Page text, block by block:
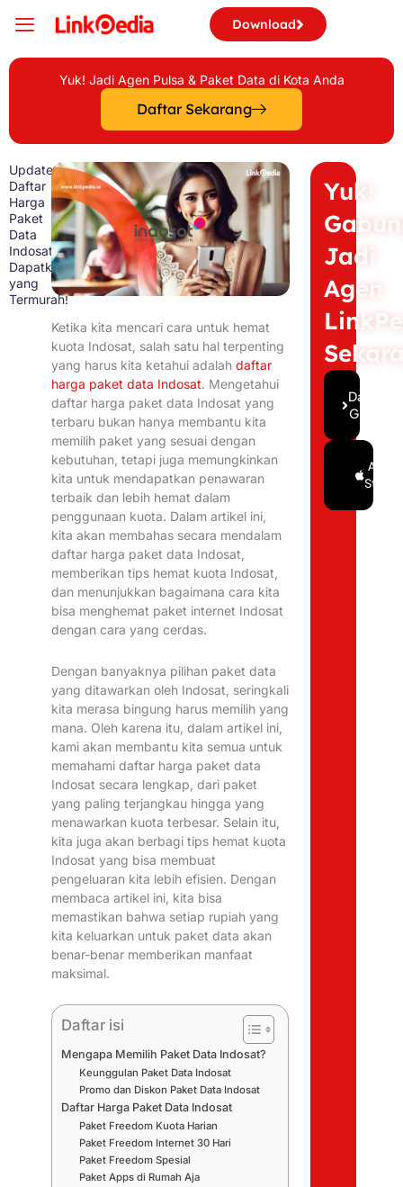
Download
Yuk! Jadi Agen Pulsa & Paket Data di Kota Anda
Daftar Sekarang
Update
Daftar
Harga
Paket
Data
Indosat,
Dapatkan
yang
Termurah!
Ketika kita mencari cara untuk hemat
kuota Indosat, salah satu hal terpenting
yang harus kita ketahui adalah daftar
harga paket data Indosat. Mengetahui
daftar harga paket data Indosat yang
terbaru bukan hanya membantu kita
memilih paket yang sesuai dengan
kebutuhan, tetapi juga memungkinkan
kita untuk mendapatkan penawaran
terbaik dan lebih hemat dalam
penggunaan kuota. Dalam artikel ini,
kita akan membahas secara mendalam
daftar harga paket data Indosat,
memberikan tips hemat kuota Indosat,
dan menunjukkan bagaimana cara kita
bisa menghemat paket internet Indosat
dengan cara yang cerdas.
Dengan banyaknya pilihan paket data
yang ditawarkan oleh Indosat, seringkali
kita merasa bingung harus memilih yang
mana. Oleh karena itu, dalam artikel ini,
kami akan membantu kita semua untuk
memahami daftar harga paket data
Indosat secara lengkap, dari paket
yang paling terjangkau hingga yang
menawarkan kuota terbesar. Selain itu,
kita juga akan berbagi tips hemat kuota
Indosat yang bisa membuat
pengeluaran kita lebih efisien. Dengan
membaca artikel ini, kita bisa
memastikan bahwa setiap rupiah yang
kita keluarkan untuk paket data akan
benar-benar memberikan manfaat
maksimal.
Daftar isi
Mengapa Memilih Paket Data Indosat?
Keunggulan Paket Data Indosat
Promo dan Diskon Paket Data Indosat
Daftar Harga Paket Data Indosat
Paket Freedom Kuota Harian
Paket Freedom Internet 30 Hari
Paket Freedom Spesial
Paket Apps di Rumah Aja
Yuk!
Jadi
Agen
Daftar
Gratis
Google
Play
App
Store